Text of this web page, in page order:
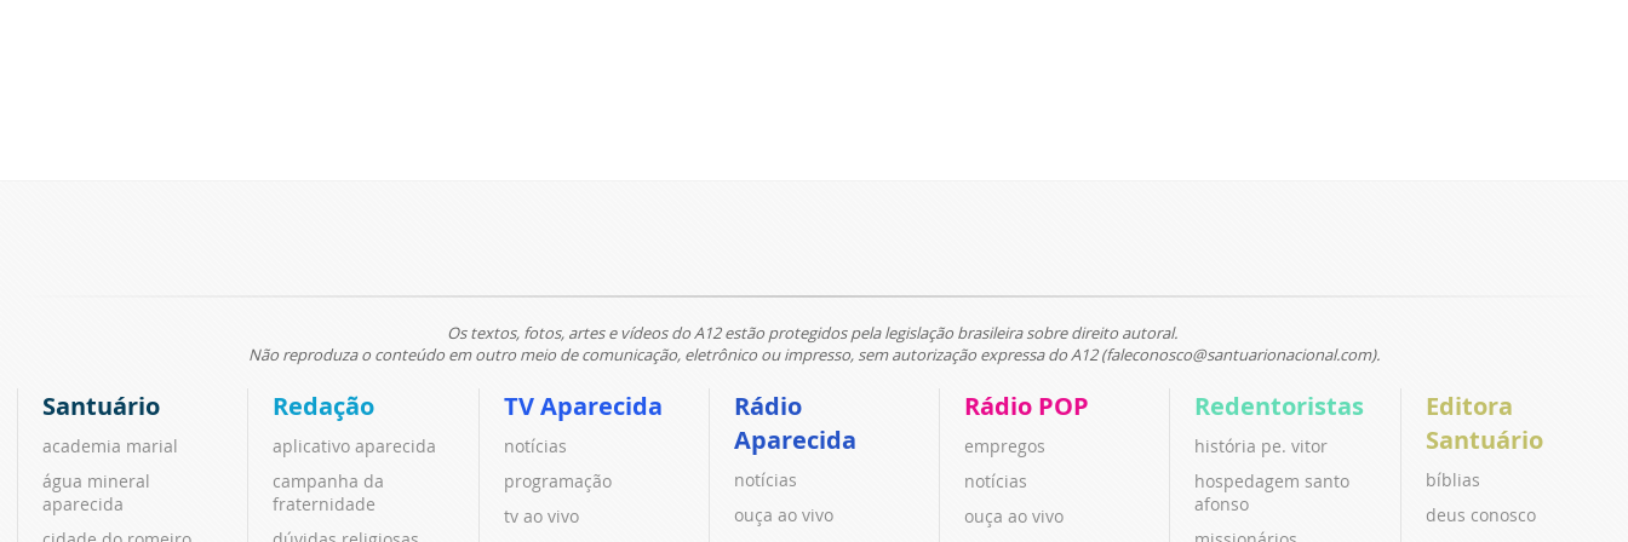
Os textos, fotos, artes e vídeos do A12 estão protegidos pela legislação brasileira sobre direito autoral.
Não reproduza o conteúdo em outro meio de comunicação, eletrônico ou impresso, sem autorização expressa do A12 (faleconosco@santuarionacional.com).
Santuário
academia marial
água mineral
aparecida
Redação
aplicativo aparecida
campanha da
fraternidade
TV Aparecida
notícias
programação
tv ao vivo
Rádio
Aparecida
notícias
ouça ao vivo
Rádio POP
empregos
notícias
ouça ao vivo
Redentoristas
história pe. vitor
hospedagem santo
afonso
Editora
Santuário
bíblias
deus conosco